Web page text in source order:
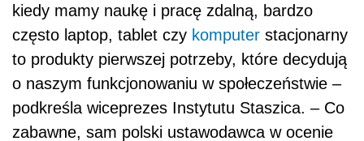
niemieckich czy dalekowschodnich. Trudno
więc powiedzieć, jak to się ma do głoszonego
patriotyzmu gospodarczego.
Opłata reprograficzna a producenci
elektroniki